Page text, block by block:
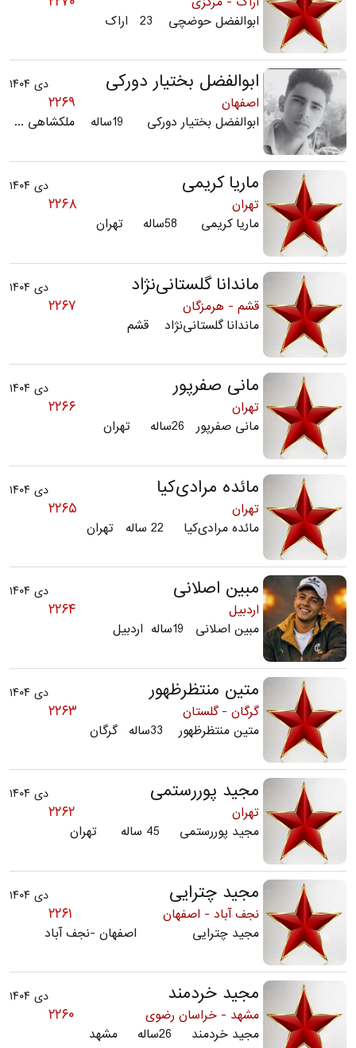
ابوالفضل حوضچی 23 اراک
دی ۱۴۰۴ ابوالفضل بختیار دورکی
۲۲۶۹
اصفهان
ابوالفضل بختیار دورکی 19ساله ملکشاهی ...
دی ۱۴۰۴ ماریا کریمی
۲۲۶۸
تهران
ماریا کریمی 58ساله تهران
دی ۱۴۰۴ ماندانا گلستانی‌نژاد
۲۲۶۷
قشم - هرمزگان
ماندانا گلستانی‌نژاد قشم
دی ۱۴۰۴ مانی صفرپور
۲۲۶۶
تهران
مانی صفرپور 26ساله تهران
دی ۱۴۰۴ مائده مرادی‌کیا
۲۲۶۵
تهران
مائده مرادی‌کیا 22 ساله تهران
دی ۱۴۰۴ مبین اصلانی
۲۲۶۴
اردبیل
مبین اصلانی 19ساله اردبیل
دی ۱۴۰۴ متین منتظرظهور
۲۲۶۳
گرگان - گلستان
متین منتظرظهور 33ساله گرگان
دی ۱۴۰۴ مجید پوررستمی
۲۲۶۲
تهران
مجید پوررستمی 45 ساله تهران
دی ۱۴۰۴ مجید چترایی
۲۲۶۱
نجف آباد - اصفهان
مجید چترایی اصفهان -نجف آباد
دی ۱۴۰۴ مجید خردمند
۲۲۶۰
مشهد - خراسان رضوی
مجید خردمند 26ساله مشهد